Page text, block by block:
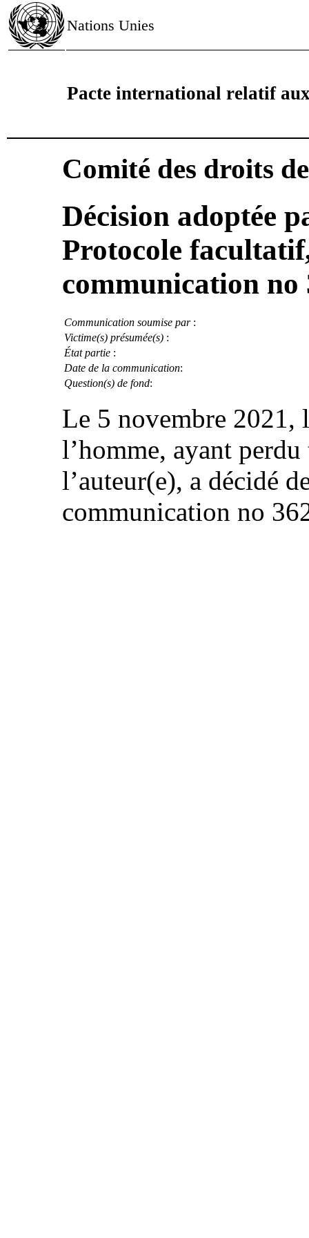
Nations Unies
Pacte international relatif
Comité des droits
Décision adoptée
Protocole
communication
Communication soumise par:
Victime(s) présumée(s) :
État partie :
Date de la communication:
Question(s) de fond:
Le 5 novembre 2021,
l’homme, ayant
l’auteur(e), a décidé
communication no